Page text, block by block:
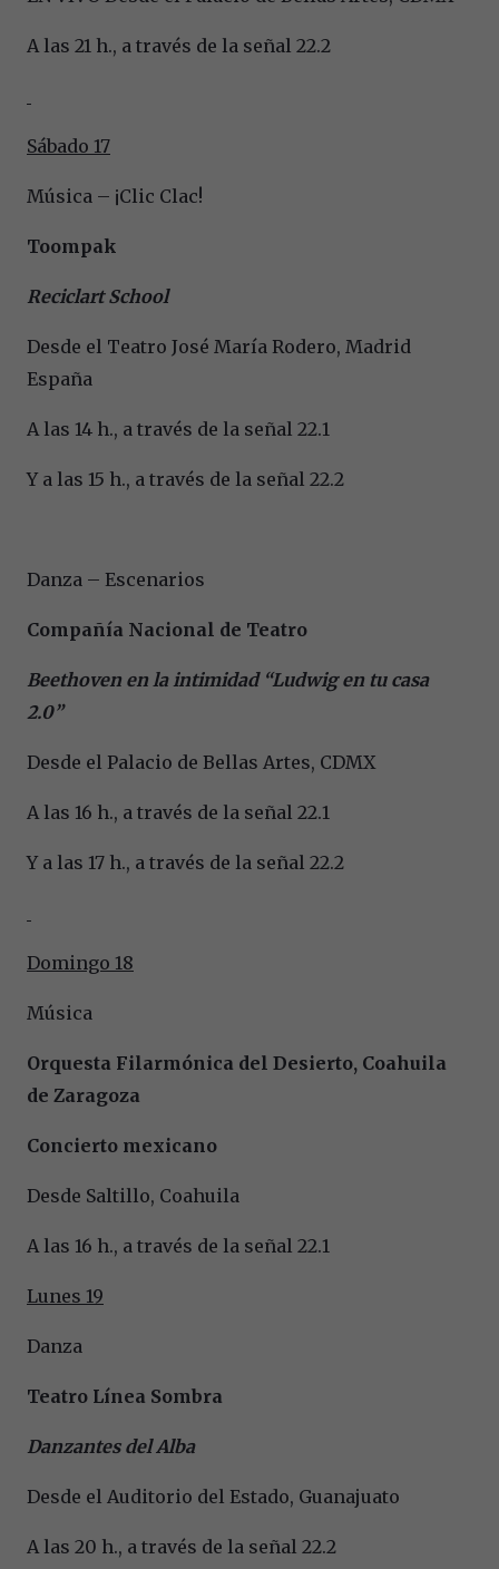
A las 21 h., a través de la señal 22.2
Sábado 17
Música – ¡Clic Clac!
Toompak
Reciclart School
Desde el Teatro José María Rodero, Madrid
España
A las 14 h., a través de la señal 22.1
Y a las 15 h., a través de la señal 22.2
Danza – Escenarios
Compañía Nacional de Teatro
Beethoven en la intimidad “Ludwig en tu casa
2.0”
Desde el Palacio de Bellas Artes, CDMX
A las 16 h., a través de la señal 22.1
Y a las 17 h., a través de la señal 22.2
Domingo 18
Música
Orquesta Filarmónica del Desierto, Coahuila
de Zaragoza
Concierto mexicano
Desde Saltillo, Coahuila
A las 16 h., a través de la señal 22.1
Lunes 19
Danza
Teatro Línea Sombra
Danzantes del Alba
Desde el Auditorio del Estado, Guanajuato
A las 20 h., a través de la señal 22.2